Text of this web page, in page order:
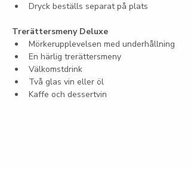
Dryck beställs separat på plats
Trerättersmeny Deluxe
Mörkerupplevelsen med underhållning
En härlig trerättersmeny
Välkomstdrink
Två glas vin eller öl
Kaffe och dessertvin